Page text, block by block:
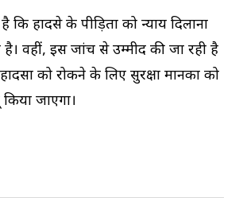
कि हादसे के पीड़ितों को न्याय दिलाना
है। वहीं, इस जांच से उम्मीद की जा रही है
को रोकने के लिए सुरक्षा मानकों को
जाएगा।